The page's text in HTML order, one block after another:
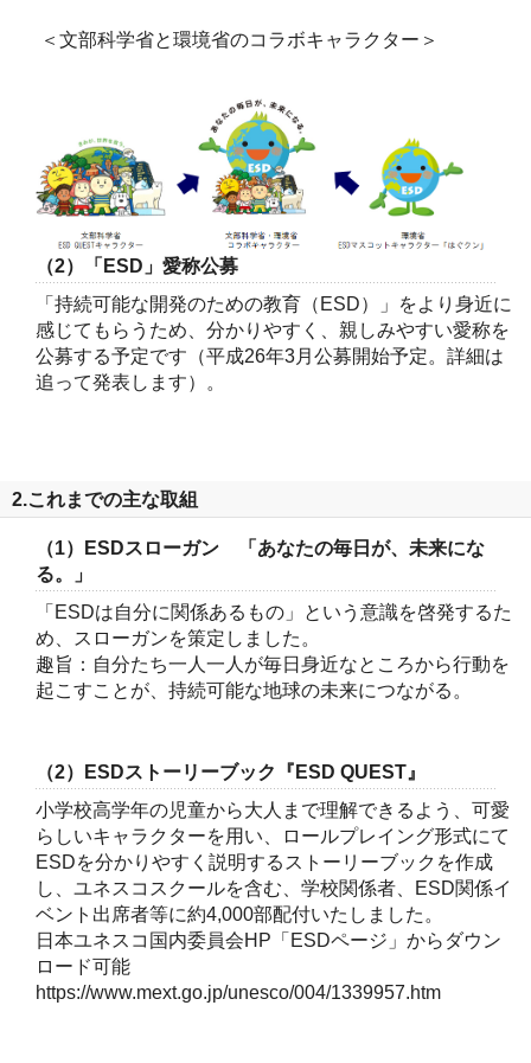
＜文部科学省と環境省のコラボキャラクター＞
（2）「ESD」愛称公募
「持続可能な開発のための教育（ESD）」をより身近に
感じてもらうため、分かりやすく、親しみやすい愛称を
公募する予定です（平成26年3月公募開始予定。詳細は
追って発表します）。
2.これまでの主な取組
（1）ESDスローガン 「あなたの毎日が、未来にな
る。」
「ESDは自分に関係あるもの」という意識を啓発するた
め、スローガンを策定しました。
趣旨：自分たち一人一人が毎日身近なところから行動を
起こすことが、持続可能な地球の未来につながる。
（2）ESDストーリーブック『ESD QUEST』
小学校高学年の児童から大人まで理解できるよう、可愛
らしいキャラクターを用い、ロールプレイング形式にて
ESDを分かりやすく説明するストーリーブックを作成
し、ユネスコスクールを含む、学校関係者、ESD関係イ
ベント出席者等に約4,000部配付いたしました。
日本ユネスコ国内委員会HP「ESDページ」からダウン
ロード可能
https://www.mext.go.jp/unesco/004/1339957.htm